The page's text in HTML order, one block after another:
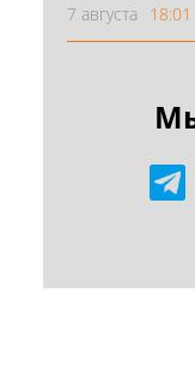
7 августа 18:01